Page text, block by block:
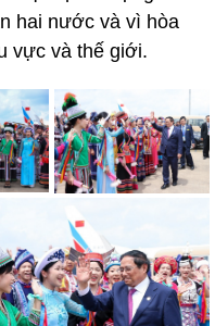
hai nước và vì hòa
vực và thế giới.